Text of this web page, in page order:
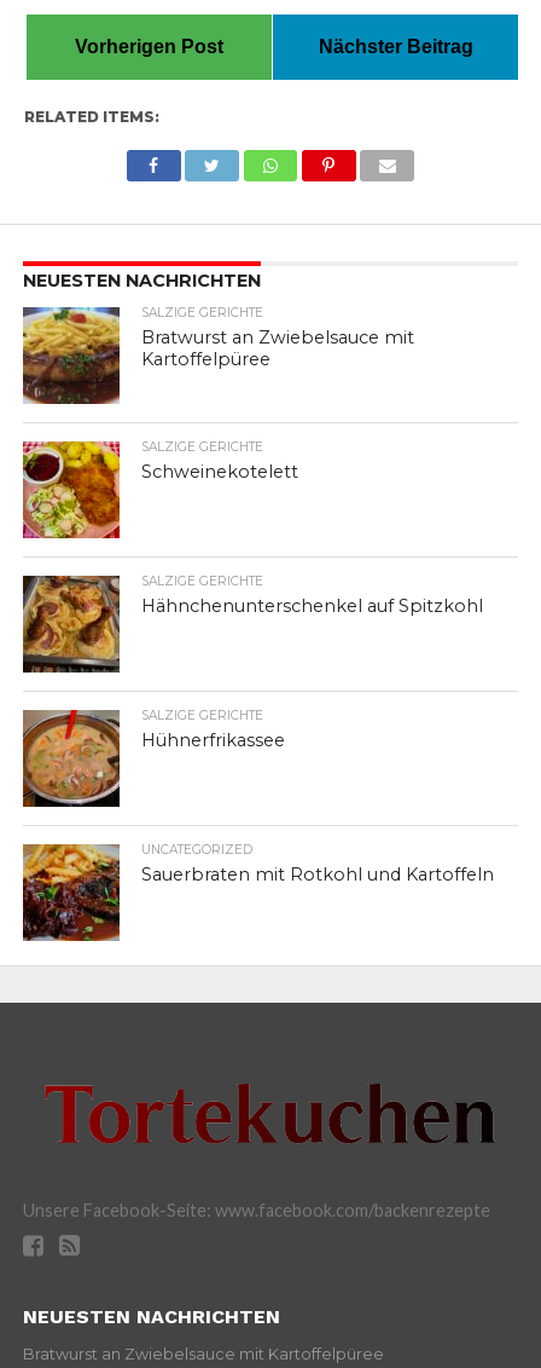
Vorherigen Post Nächster Beitrag
RELATED ITEMS:
NEUESTEN NACHRICHTEN
SALZIGE GERICHTE
Bratwurst an Zwiebelsauce mit
Kartoffelpüree
SALZIGE GERICHTE
Schweinekotelett
SALZIGE GERICHTE
Hähnchenunterschenkel auf Spitzkohl
SALZIGE GERICHTE
Hühnerfrikassee
UNCATEGORIZED
Sauerbraten mit Rotkohl und Kartoffeln
Unsere Facebook-Seite: www.facebook.com/backenrezepte
NEUESTEN NACHRICHTEN
Bratwurst an Zwiebelsauce mit Kartoffelpüree